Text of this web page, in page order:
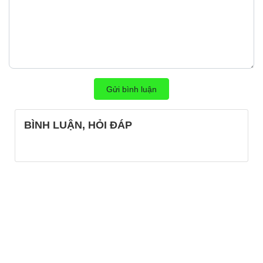
Gửi bình luận
BÌNH LUẬN, HỎI ĐÁP